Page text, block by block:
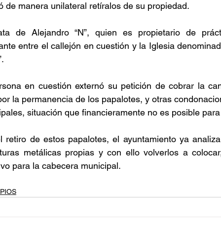
de manera unilateral retíralos de su propiedad.
de Alejandro “N”, quien es propietario de
entre el callejón en cuestión y la Iglesia
en cuestión externó su petición de cobrar la
la permanencia de los papalotes, y otras
situación que financieramente no es posible
retiro de estos papalotes, el ayuntamiento ya
metálicas propias y con ello volverlos a
para la cabecera municipal.